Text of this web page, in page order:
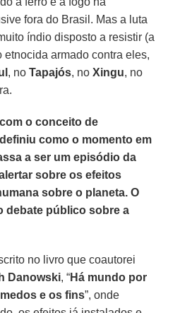
fora do Brasil. Mas a luta
índio disposto a resistir (a
etnocida armado contra eles,
, noTapajós, noXingu, no
o conceito de
como o momento em
a ser um episódio da
sobre os efeitos
sobre o planeta. O
debate público sobre a
no livro que coautorei
Danowski, “Há mundo por
e os fins”, onde